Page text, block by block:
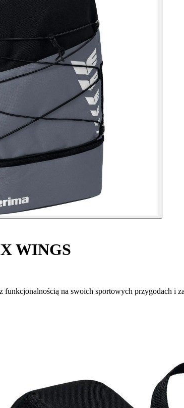
WINGS
na swoich sportowych przygodach i